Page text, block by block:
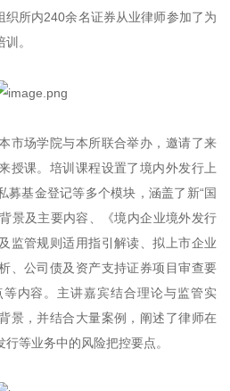
织所内240余名证券从业律师参加了为
。
市场学院与本所联合举办，邀请了来
授课。培训课程设置了境内外发行上
募基金登记等多个模块，涵盖了新“国
景及主要内容、《境内企业境外发行
监管规则适用指引解读、拟上市企业
、公司债及资产支持证券项目审查要
内容。主讲嘉宾结合理论与监管实
景，并结合大量案例，阐述了律师在
等业务中的风险把控要点。